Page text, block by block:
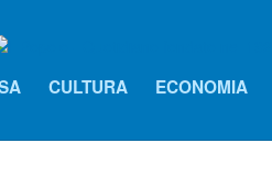
CULTURA ECONOMIA